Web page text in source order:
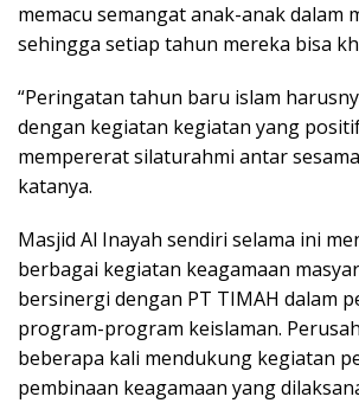
memacu semangat anak-anak dalam
sehingga setiap tahun mereka bisa
“Peringatan tahun baru islam
dengan kegiatan kegiatan yang
mempererat silaturahmi antar
katanya.
Masjid Al Inayah sendiri selama ini
berbagai kegiatan keagamaan
bersinergi dengan PT TIMAH dalam
program-program keislaman.
beberapa kali mendukung kegiatan
pembinaan keagamaan yang